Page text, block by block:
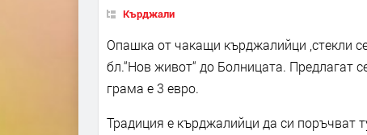
Кърджали
Опашка от чакащи кърджалийци ,стекли
бл.“Нов живот“ до Болницата. Предлагат
грама е 3 евро.
Традиция е кърджалийци да си поръчват